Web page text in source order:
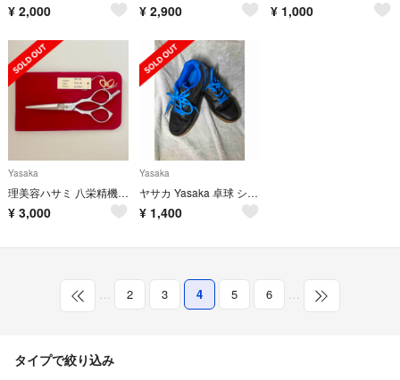
¥ 2,000 ¥ 2,900 ¥ 1,000
Yasaka
理美容ハサミ 八栄精機 ヤサカ 松幸作 SS-45 はさみ シザー
¥ 3,000
Yasaka
ヤサカ Yasaka 卓球 シューズ 23.5cm
¥ 1,400
… 2 3 4 5 6 …
タイプで絞り込み